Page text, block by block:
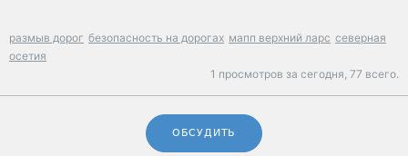
размыв дорог безопасность на дорогах мапп верхний ларс северная
осетия
1 просмотров за сегодня, 77 всего.
ОБСУДИТЬ